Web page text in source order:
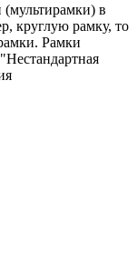
в
круглую рамку, то
Рамки